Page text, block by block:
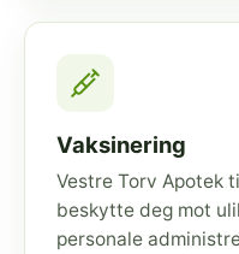
Vaksinering
Vestre Torv Apotek
beskytte deg mot
personale